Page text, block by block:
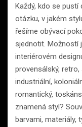
Každý, kdo se
otázku, v jakém
řešíme obývací
sjednotit. Možností
interiérovém
provensálský, retro,
industriální,
romantický,
znamená styl?
barvami, materiály,